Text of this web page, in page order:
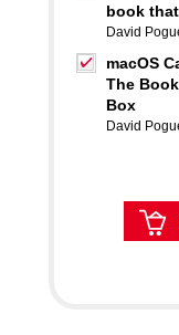
book
David
macOS
The
Box
David